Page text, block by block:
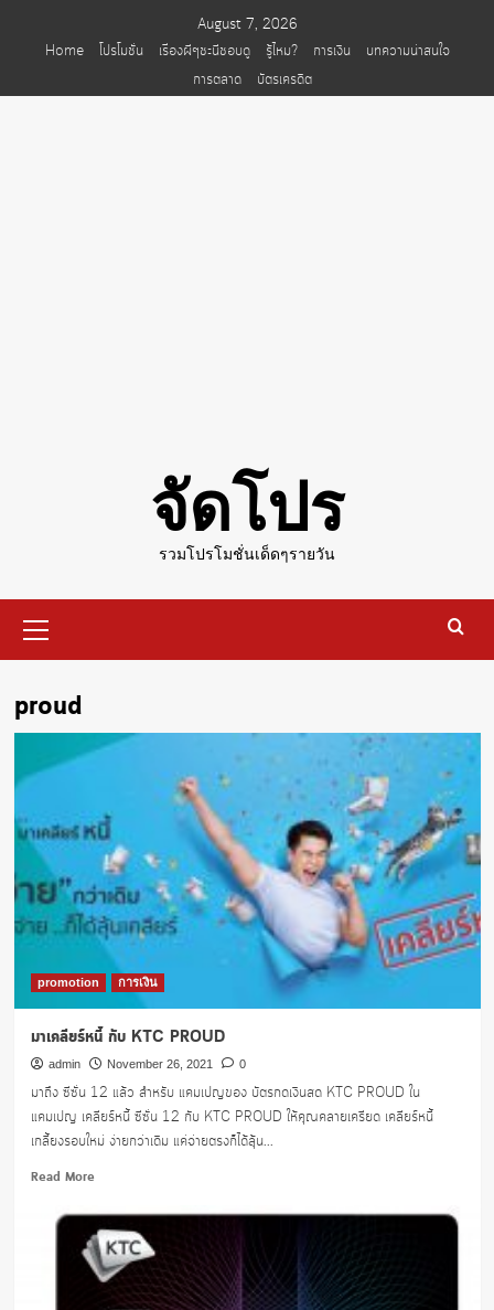
August 7, 2026
Home
โปรโมชั่น เรื่องผีๆชะนีชอบดู รู้ไหม? การเงิน
บทความน่าสนใจ
การตลาด
บัตรเครดิต
จัดโปร
รวมโปรโมชั่นเด็ดๆรายวัน
Menu
proud
promotion การเงิน
มาเคลียร์หนี้ กับ KTC PROUD
admin November 26, 2021 0
มาถึง ซีซั่น 12 แล้ว สำหรับ แคมเปญของ บัตรกดเงินสด KTC PROUD ใน
แคมเปญ เคลียร์หนี้ ซีซั่น 12 กับ KTC PROUD ให้คุณคลายเครียด เคลียร์หนี้
เกลี้ยงรอบใหม่ ง่ายกว่าเดิม แค่จ่ายตรงก็ได้ลุ้น...
Read MoreRead
about
มา
เคลียร์
หนี้